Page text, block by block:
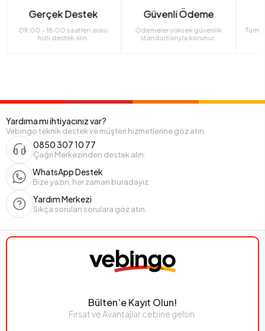
Gerçek Destek
09:00 - 18:00 saatleri arası
hızlı destek alın.
Güvenli Ödeme
Ödemeler yüksek güvenlik
standartlarıyla korunur.
Tüm
Yardıma mı ihtiyacınız var?
Vebingo teknik destek ve müşteri hizmetlerine göz atın.
0850 307 10 77
Çağrı Merkezinden destek alın.
WhatsApp Destek
Bize yazın, her zaman buradayız.
Yardım Merkezi
Sıkça sorulan sorulara göz atın.
Bülten’e Kayıt Olun!
Fırsat ve Avantajlar cebine gelsin.